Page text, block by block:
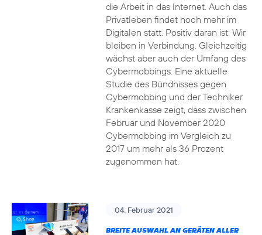
die Arbeit in das Internet. Auch das
Privatleben findet noch mehr im
Digitalen statt. Positiv daran ist: Wir
bleiben in Verbindung. Gleichzeitig
wächst aber auch der Umfang des
Cybermobbings. Eine aktuelle
Studie des Bündnisses gegen
Cybermobbing und der Techniker
Krankenkasse zeigt, dass zwischen
Februar und November 2020
Cybermobbing im Vergleich zu
2017 um mehr als 36 Prozent
zugenommen hat.
04. Februar 2021
BREITE AUSWAHL AN GERÄTEN ALLER